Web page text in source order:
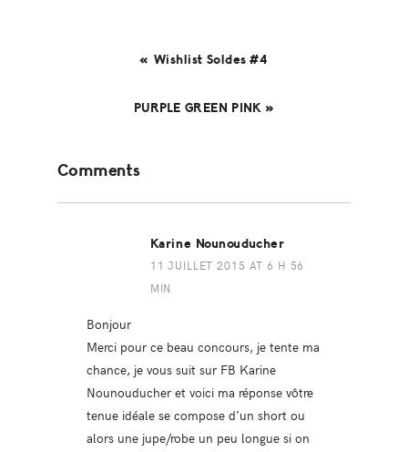
« Wishlist Soldes #4
PURPLE GREEN PINK »
Interactions
Comments
Karine Nounouducher
11 JUILLET 2015 AT 6 H 56
MIN
Bonjour
Merci pour ce beau concours, je tente ma
chance, je vous suit sur FB Karine
Nounouducher et voici ma réponse vôtre
tenue idéale se compose d’un short ou
alors une jupe/robe un peu longue si on